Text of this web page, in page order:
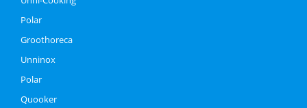
Polar
Groothoreca
Unninox
Polar
Quooker